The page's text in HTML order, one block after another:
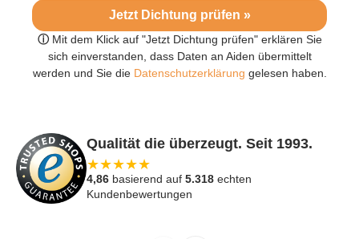
Jetzt Dichtung prüfen »
ⓘ Mit dem Klick auf "Jetzt Dichtung prüfen" erklären Sie
sich einverstanden, dass Daten an Aiden übermittelt
werden und Sie dieDatenschutzerklärung gelesen haben.
Qualität die überzeugt. Seit 1993.
★★★★★
4,86 basierend auf 5.318 echten
Kundenbewertungen